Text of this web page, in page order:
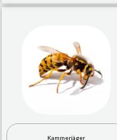
Kammerjäger